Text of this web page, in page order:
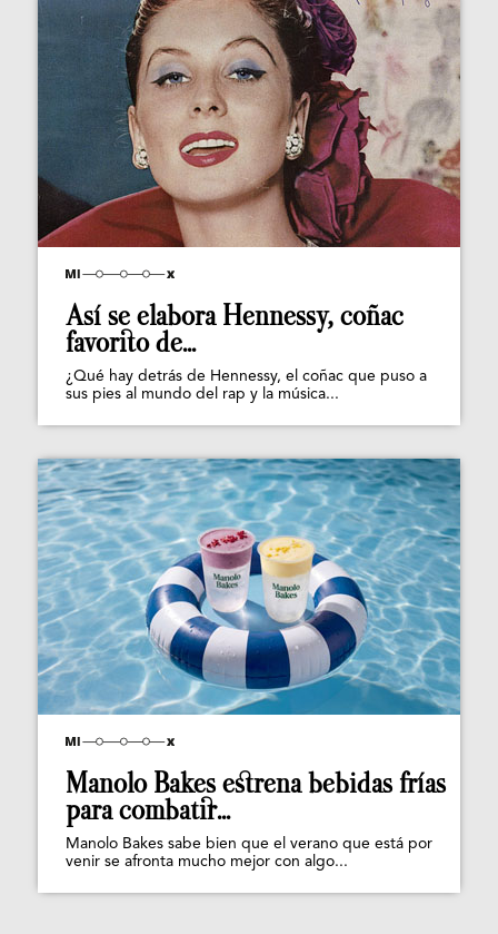
Así se elabora Hennessy, coñac
favorito de...
¿Qué hay detrás de Hennessy, el coñac que puso a
sus pies al mundo del rap y la música...
Manolo Bakes estrena bebidas frías
para combatir...
Manolo Bakes sabe bien que el verano que está por
venir se afronta mucho mejor con algo...